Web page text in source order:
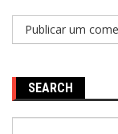
SEARCH